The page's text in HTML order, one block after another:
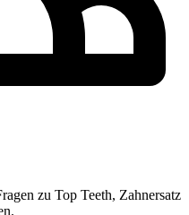
zu Top Teeth, Zahnersatz